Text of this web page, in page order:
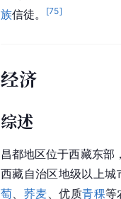
弘期兴起的新密
伊斯兰教
建了一座简易穆斯林礼
年，昌都市共有1座清